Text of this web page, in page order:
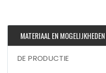
MATERIAAL EN MOGELIJKHEDEN
DE PRODUCTIE